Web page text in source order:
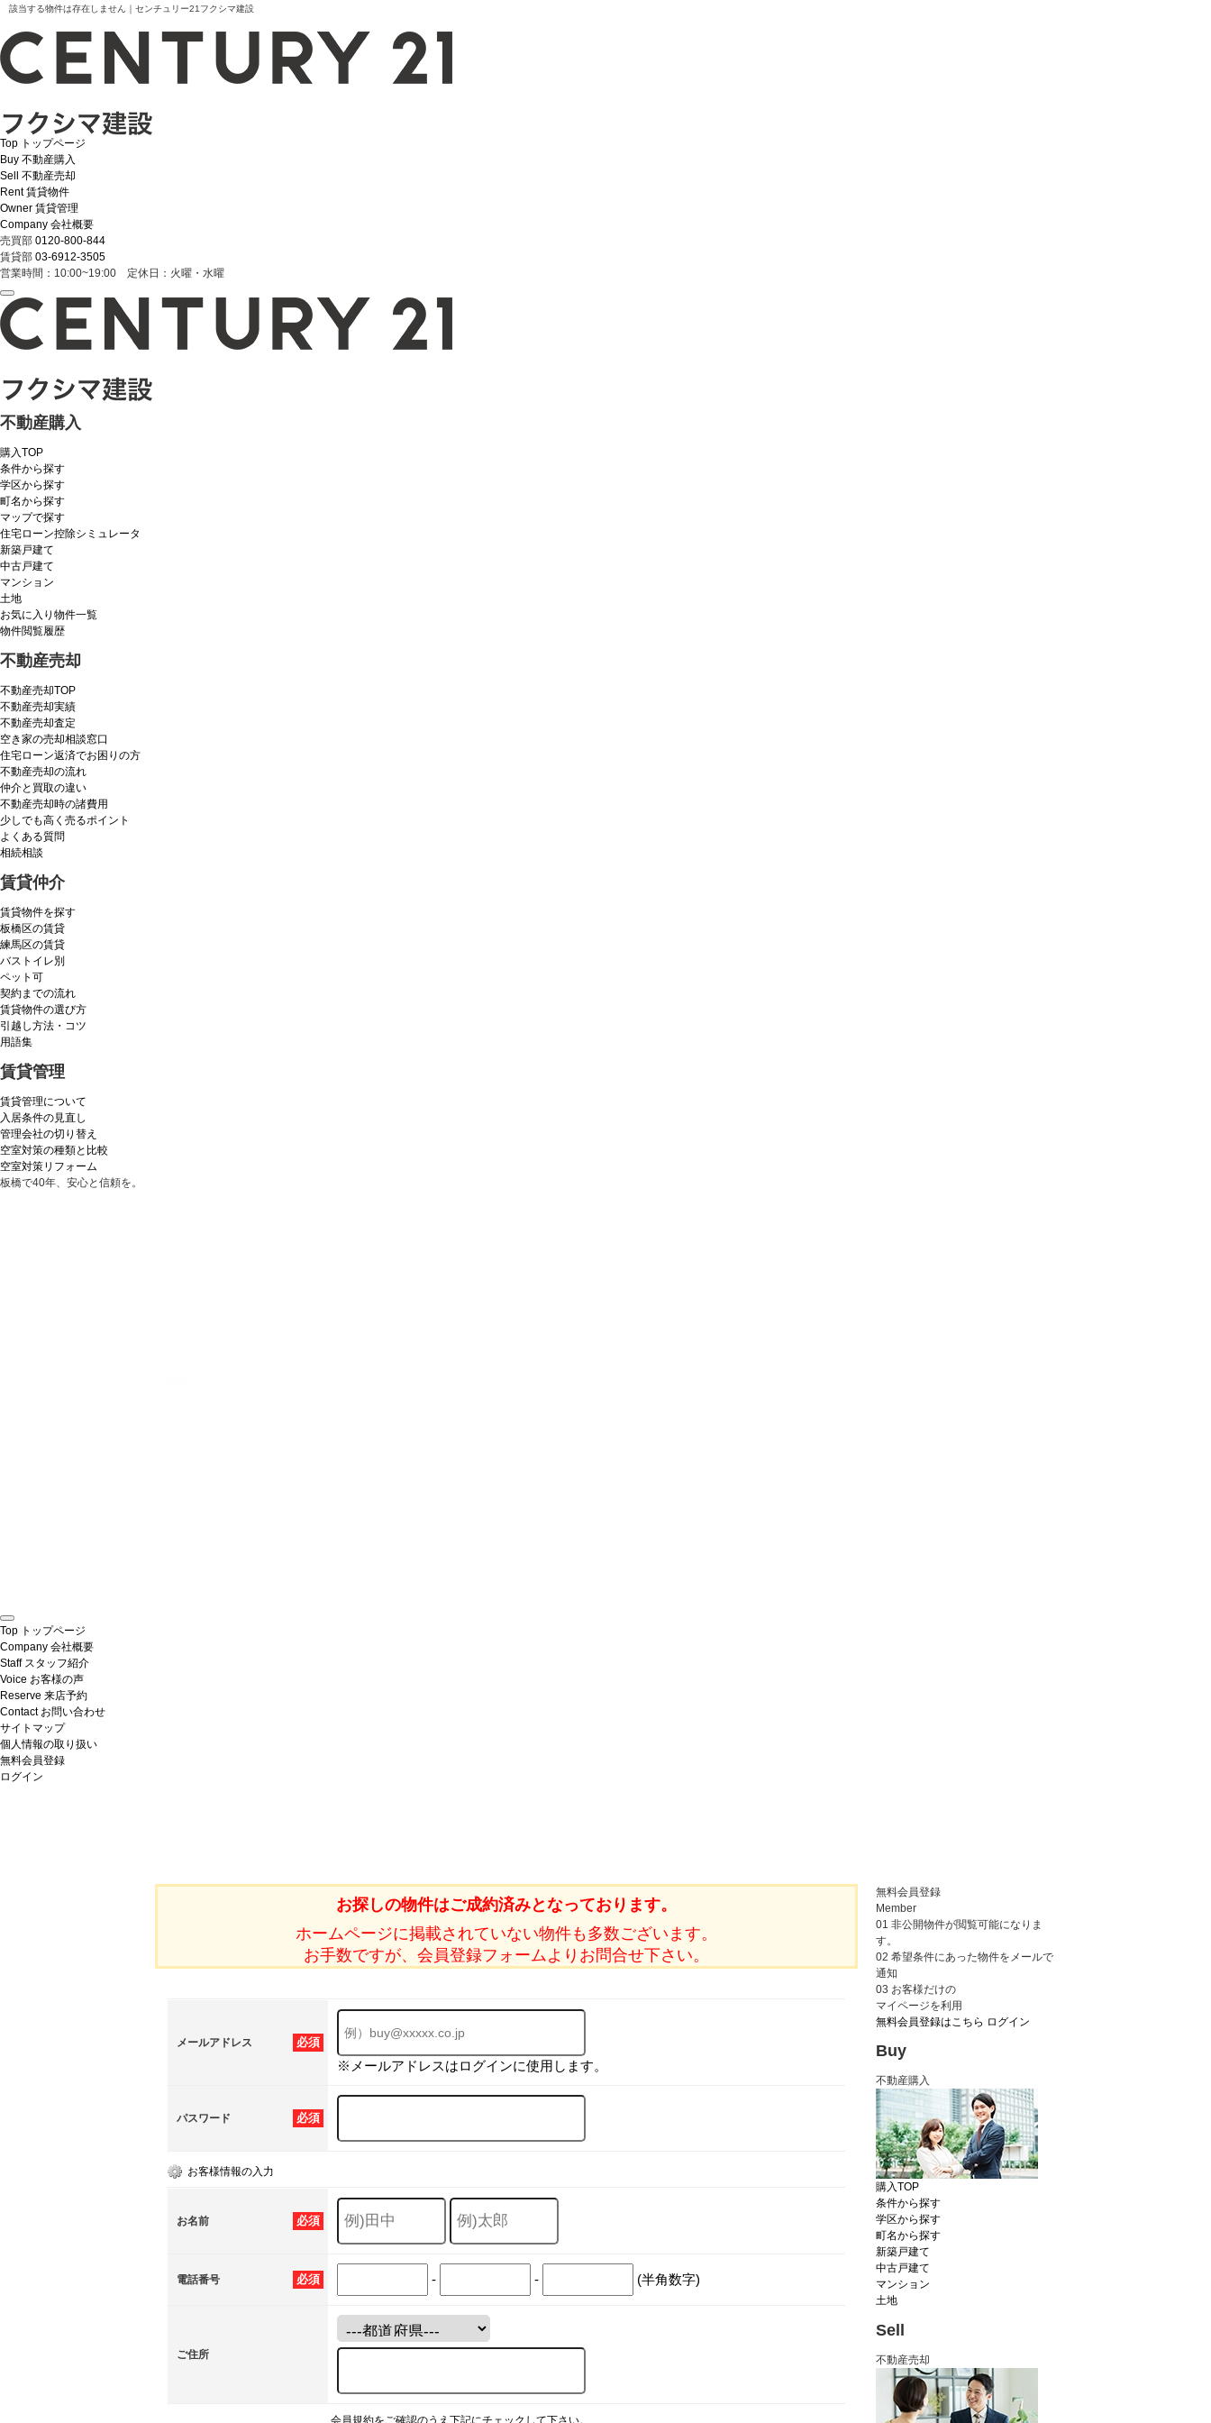
該当する物件は存在しません｜センチュリー21フクシマ建設
Top トップページ
Buy 不動産購入
Sell
不動産売却
Rent 賃貸物件
Owner 賃貸管理
Company 会社概要
売買部 0120-800-844
賃貸部 03-6912-3505
営業時間：10:00~19:00 定休日：火曜・水曜
不動産購入
購入TOP
条件から探す
学区から探す
町名から探す
マップで探す
住宅ローン控除シミュレータ
新築戸建て
中古戸建て
マンション
土地
お気に入り物件一覧
物件閲覧履歴
不動産売却
不動産売却TOP
不動産売却実績
不動産売却査定
空き家の売却相談窓口
住宅ローン返済でお困りの方
不動産売却の流れ
仲介と買取の違い
不動産売却時の諸費用
少しでも高く売るポイント
よくある質問
相続相談
賃貸仲介
賃貸物件を探す
板橋区の賃貸
練馬区の賃貸
バストイレ別
ペット可
契約までの流れ
賃貸物件の選び方
引越し方法・コツ
用語集
賃貸管理
賃貸管理について
入居条件の見直し
管理会社の切り替え
空室対策の種類と比較
空室対策リフォーム
板橋で40年、安心と信頼を。
Top トップページ
Company 会社概要
Staff スタッフ紹介
Voice お客様の声
Reserve 来店予約
Contact お問い合わせ
サイトマップ
個人情報の取り扱い
無料会員登録
ログイン
お探しの物件はご成約済みとなっております。
ホームページに掲載されていない物件も多数ございます。
お手数ですが、会員登録フォームよりお問合せ下さい。
必須
メールアドレス
※メールアドレスはログインに使用します。
必須
パスワード
お客様情報の入力
必須
お名前
必須
電話番号 - - (半角数字)
ご住所
会員規約をご確認のうえ下記にチェックして下さい。
無料会員登録
Member
01 非公開物件が閲覧可能になりま
す。
02 希望条件にあった物件をメールで
通知
03 お客様だけの
マイページを利用
無料会員登録はこちら ログイン
Buy
不動産購入
購入TOP
条件から探す
学区から探す
町名から探す
新築戸建て
中古戸建て
マンション
土地
Sell
不動産売却